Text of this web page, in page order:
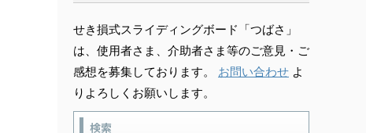
せき損式スライディングボード「つばさ」
は、使用者さま、介助者さま等のご意見・ご
感想を募集しております。 お問い合わせ よ
りよろしくお願いします。
検索